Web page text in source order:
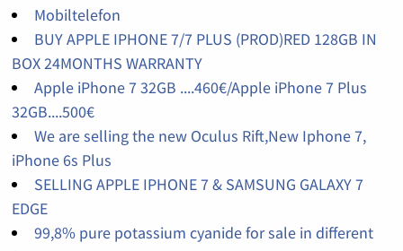
Mobiltelefon
BUY APPLE IPHONE 7/7 PLUS (PROD)RED 128GB IN
BOX 24MONTHS WARRANTY
Apple iPhone 7 32GB ....460€/Apple iPhone 7 Plus
32GB....500€
We are selling the new Oculus Rift,New Iphone 7,
iPhone 6s Plus
SELLING APPLE IPHONE 7 & SAMSUNG GALAXY 7
EDGE
99,8% pure potassium cyanide for sale in different